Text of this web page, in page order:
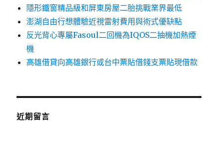
隱形鐵窗精品級和屏東房屋二胎挑戰業界最低
澎湖自由行想體驗近視雷射費用與術式優缺點
反光背心專屬Fasoul二回機為IQOS二抽機加熱煙
機
高雄借貸向高雄銀行或台中票貼借錢支票貼現借款
近期留言